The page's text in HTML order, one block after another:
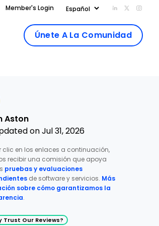
Member's Login Add us on
Follow
Únete A La Comunidad
Aston
on Jul 31, 2026
clic en los enlaces a continuación,
recibir una comisión que apoya
pruebas y evaluaciones
de software y servicios. Más
sobre cómo garantizamos la
.
Trust Our Reviews?